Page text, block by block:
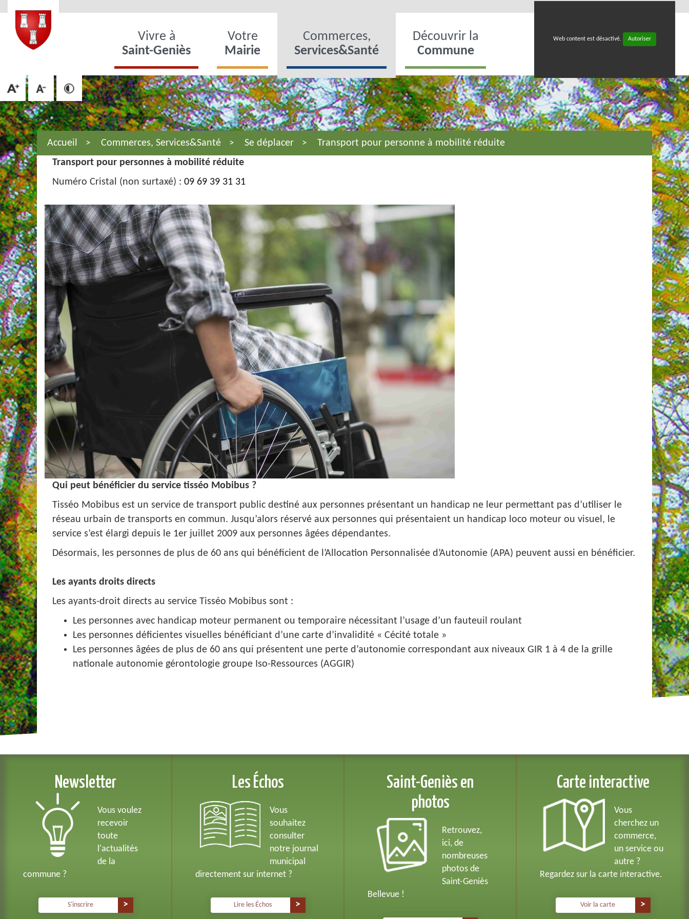
Vivre à
Saint-Geniès
Votre
Mairie
Commerces,
Services&Santé
Découvrir la
Commune
Web content est désactivé. Autoriser
Accueil Commerces, Services&Santé Se déplacer
Transport pour personne à mobilité réduite
Transport pour personnes à mobilité réduite
Numéro Cristal (non surtaxé) : 09 69 39 31 31
Qui peut bénéficier du service tisséo Mobibus ?
Tisséo Mobibus est un service de transport public destiné aux personnes présentant un handicap ne leur permettant pas d’utiliser le
réseau urbain de transports en commun. Jusqu’alors réservé aux personnes qui présentaient un handicap loco moteur ou visuel, le
service s’est élargi depuis le 1er juillet 2009 aux personnes âgées dépendantes.
Désormais, les personnes de plus de 60 ans qui bénéficient de l’Allocation Personnalisée d’Autonomie (APA) peuvent aussi en bénéficier.
Les ayants droits directs
Les ayants-droit directs au service Tisséo Mobibus sont :
Les personnes avec handicap moteur permanent ou temporaire nécessitant l’usage d’un fauteuil roulant
Les personnes déficientes visuelles bénéficiant d’une carte d’invalidité « Cécité totale »
Les personnes âgées de plus de 60 ans qui présentent une perte d’autonomie correspondant aux niveaux GIR 1 à 4 de la grille
nationale autonomie gérontologie groupe Iso-Ressources (AGGIR)
Newsletter
Vous voulez
recevoir
toute
l'actualités
de la
commune ?
S'inscrire
Les Échos
Vous
souhaitez
consulter
notre journal
municipal
directement sur internet ?
Lire les Échos
Saint-Geniès en
photos
Retrouvez,
ici, de
nombreuses
photos de
Saint-Geniès
Bellevue !
Carte interactive
Vous
cherchez un
commerce,
un service ou
autre ?
Regardez sur la carte interactive.
Voir la carte